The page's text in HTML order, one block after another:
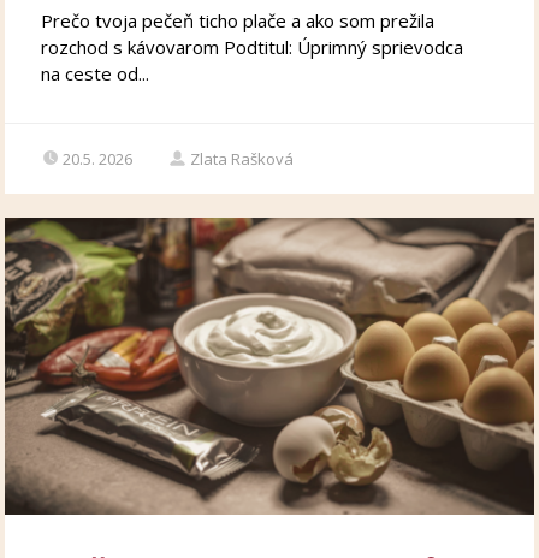
Prečo tvoja pečeň ticho plače a ako som prežila
rozchod s kávovarom Podtitul: Úprimný sprievodca
na ceste od...
20.5. 2026 Zlata Rašková